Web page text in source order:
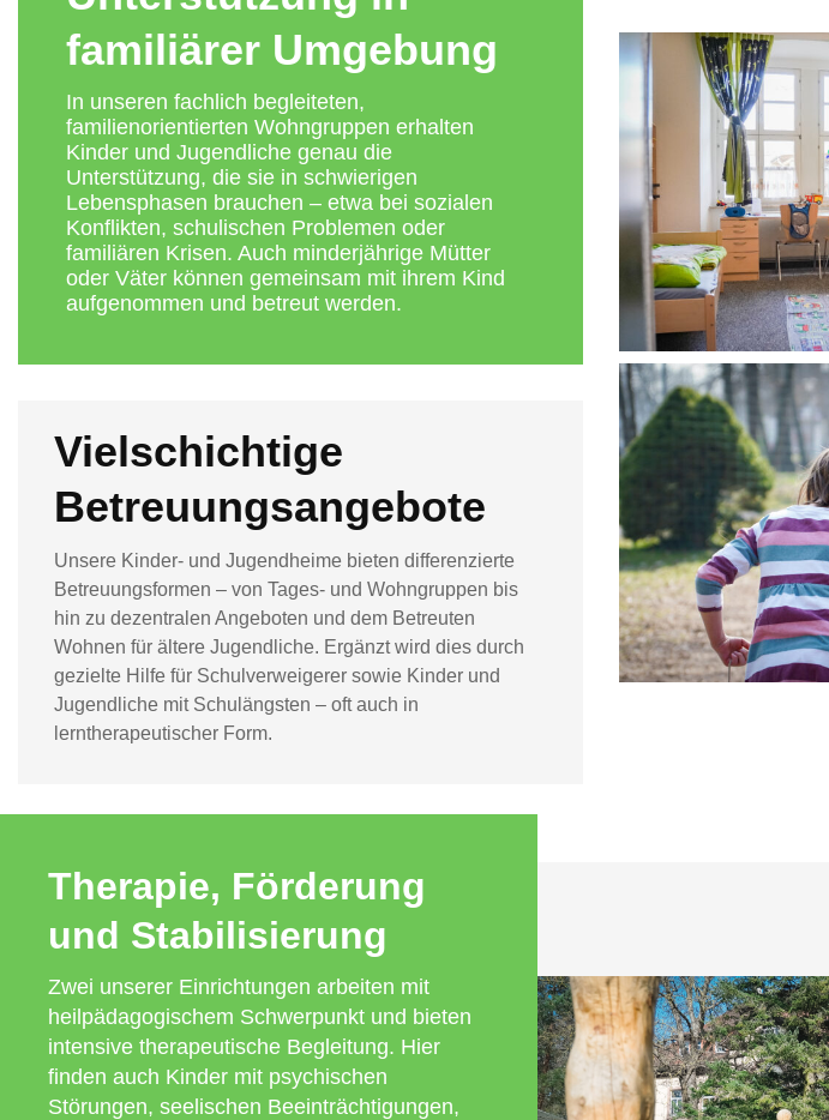
familiärer Umgebung
In unseren fachlich begleiteten,
familienorientierten Wohngruppen erhalten
Kinder und Jugendliche genau die
Unterstützung, die sie in schwierigen
Lebensphasen brauchen – etwa bei sozialen
Konflikten, schulischen Problemen oder
familiären Krisen. Auch minderjährige Mütter
oder Väter können gemeinsam mit ihrem Kind
aufgenommen und betreut werden.
Vielschichtige
Betreuungsangebote
Unsere Kinder- und Jugendheime bieten differenzierte
Betreuungsformen – von Tages- und Wohngruppen bis
hin zu dezentralen Angeboten und dem Betreuten
Wohnen für ältere Jugendliche. Ergänzt wird dies durch
gezielte Hilfe für Schulverweigerer sowie Kinder und
Jugendliche mit Schulängsten – oft auch in
lerntherapeutischer Form.
Therapie, Förderung
und Stabilisierung
Zwei unserer Einrichtungen arbeiten mit
heilpädagogischem Schwerpunkt und bieten
intensive therapeutische Begleitung. Hier
finden auch Kinder mit psychischen
Störungen, seelischen Beeinträchtigungen,